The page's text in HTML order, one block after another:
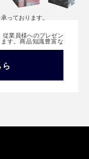
っております。
従業員様へのプレゼン
す。商品知識豊富な